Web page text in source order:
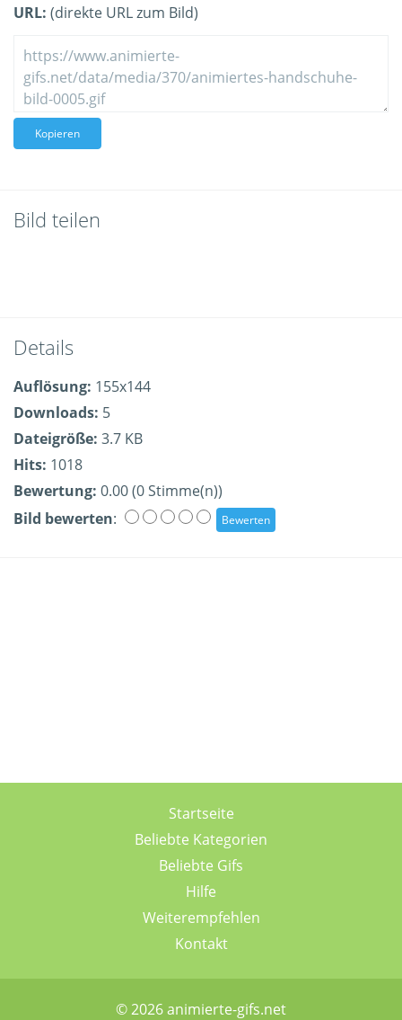
URL: (direkte URL zum Bild)
Kopieren
Bild teilen
Details
Auflösung: 155x144
Downloads: 5
Dateigröße: 3.7 KB
Hits: 1018
Bewertung: 0.00 (0 Stimme(n))
Bild bewerten:
Startseite
Beliebte Kategorien
Beliebte Gifs
Hilfe
Weiterempfehlen
Kontakt
© 2026 animierte-gifs.net